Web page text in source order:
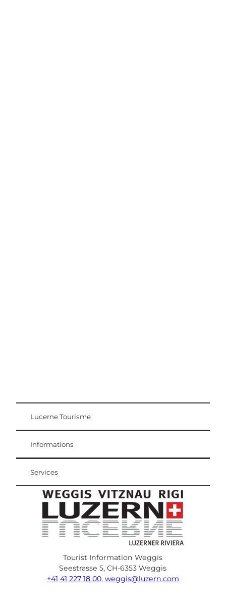
Carte d'hôte
Weggis Vitznau Rigi
Lucerne Tourisme
Informations
Services
Tourist Information Weggis
Seestrasse 5, CH-6353 Weggis
+41 41 227 18 00, weggis@luzern.com